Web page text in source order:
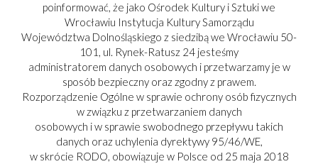
poinformować, że jako Ośrodek Kultury i Sztuki we
Wrocławiu Instytucja Kultury Samorządu
Województwa Dolnośląskiego z siedzibą we Wrocławiu 50-
101, ul. Rynek-Ratusz 24 jesteśmy
administratorem danych osobowych i przetwarzamy je w
sposób bezpieczny oraz zgodny z prawem.
Rozporządzenie Ogólne w sprawie ochrony osób fizycznych
w związku z przetwarzaniem danych
osobowych i w sprawie swobodnego przepływu takich
danych oraz uchylenia dyrektywy 95/46/WE,
w skrócie RODO, obowiązuje w Polsce od 25 maja 2018